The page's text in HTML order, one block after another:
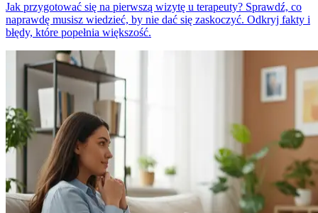
Jak przygotować się na pierwszą wizytę u terapeuty? Sprawdź, co
naprawdę musisz wiedzieć, by nie dać się zaskoczyć. Odkryj fakty i
błędy, które popełnia większość.